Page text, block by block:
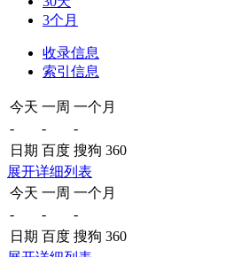
3个月
收录信息
索引信息
今天 一周 一个月
-
-
-
日期 百度 搜狗 360
展开详细列表
今天 一周 一个月
-
-
-
日期 百度 搜狗 360